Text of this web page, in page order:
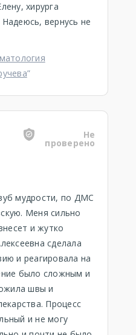
хирурга
вернусь не
”
Не
проверено
мудрости, по ДМС
Меня сильно
и жутко
сделала
и реагировала на
было сложным и
швы и
Процесс
и не могу